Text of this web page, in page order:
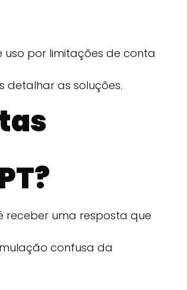
uso por limitações de conta
detalhar as soluções.
receber uma resposta que
confusa da